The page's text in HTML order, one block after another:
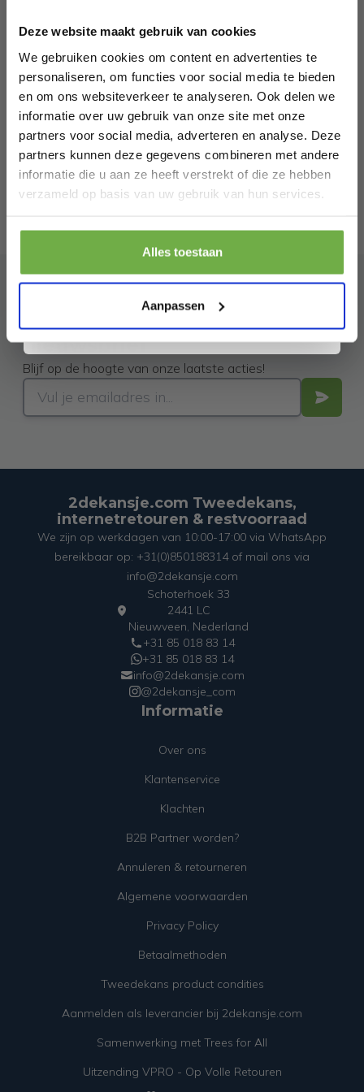
Deze website maakt gebruik van cookies
We gebruiken cookies om content en advertenties te
personaliseren, om functies voor social media te bieden
en om ons websiteverkeer te analyseren. Ook delen we
informatie over uw gebruik van onze site met onze
partners voor social media, adverteren en analyse. Deze
partners kunnen deze gegevens combineren met andere
informatie die u aan ze heeft verstrekt of die ze hebben
verzameld op basis van uw gebruik van hun services.
Alles toestaan
Aanpassen
€ 17,99
-45%
Abonneer je op onze
nieuwsbrief
Blijf op de hoogte van onze laatste acties!
2dekansje.com Tweedekans,
internetretouren & restvoorraad
We zijn op werkdagen van 10:00-17:00 via WhatsApp
bereikbaar op: +31(0)850188314 of mail ons via
info@2dekansje.com
Schoterhoek 33
2441 LC
Nieuwveen, Nederland
+31 85 018 83 14
+31 85 018 83 14
info@2dekansje.com
@2dekansje_com
Informatie
Over ons
Klantenservice
Klachten
B2B Partner worden?
Annuleren & retourneren
Algemene voorwaarden
Privacy Policy
Betaalmethoden
Tweedekans product condities
Aanmelden als leverancier bij 2dekansje.com
Samenwerking met Trees for All
Uitzending VPRO - Op Volle Retouren
Bij 2dekansje.com profiteer je van
kortingen tot wel 70%.
Laat ons weten wanneer je jarig bent
Pak € 5,- korting
. Je kunt je op elk moment weer afmelden.